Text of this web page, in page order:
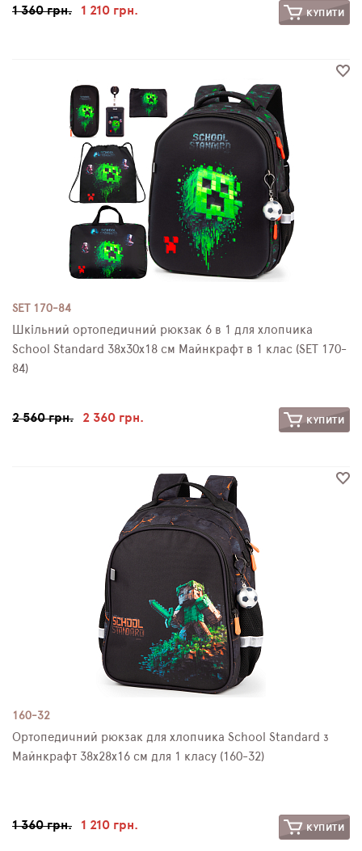
1 360 грн. 1 210 грн. КУПИТИ
SET 170-84
Шкільний ортопедичний рюкзак 6 в 1 для хлопчика
School Standard 38х30х18 см Майнкрафт в 1 клас (SET 170-
84)
2 560 грн. 2 360 грн. КУПИТИ
160-32
Ортопедичний рюкзак для хлопчика School Standard з
Майнкрафт 38х28х16 см для 1 класу (160-32)
1 360 грн. 1 210 грн. КУПИТИ